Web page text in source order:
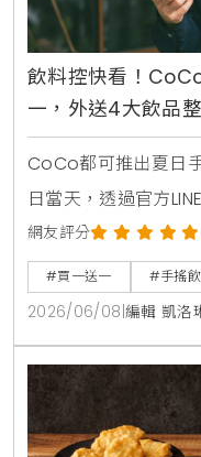
飲料控快看！
一，外送4大飲品
CoCo都可推出夏日
日當天，透過官方
有第2杯0元買1送1
外送平台也同步推出
青、粉角生椰拿鐵等4
不用出門也能省錢消
網友評分
#買一送一 #手搖飲
2026/06/08 編輯 凱洛